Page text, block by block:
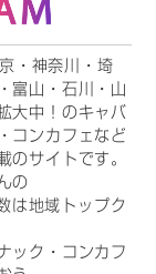
・神奈川・埼
富山・石川・山
大中！のキャバ
コンカフェなど
のサイトです。
の
地域トップク
ック・コンカフ